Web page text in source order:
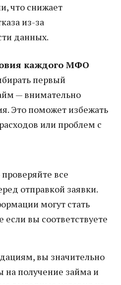
что снижает
из-за
данных.
каждого МФО
первый
— внимательно
Это поможет избежать
или проблем с
все
отправкой заявки.
могут стать
если вы соответствуете
вы значительно
на получение займа и